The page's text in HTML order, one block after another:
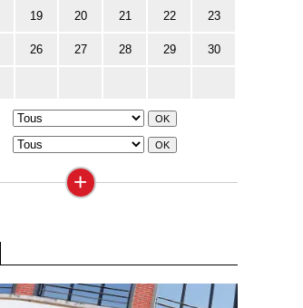
19 20 21 22 23
26 27 28 29 30
+